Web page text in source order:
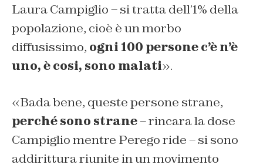
Laura Campiglio – si tratta dell’1% della
popolazione, cioè è un morbo
diffusissimo, ogni 100 persone c’è n’è
uno, è cosi, sono malati».
«Bada bene, queste persone strane,
perché sono strane– rincara la dose
Campiglio mentre Perego ride – si sono
addirittura riunite in un movimento